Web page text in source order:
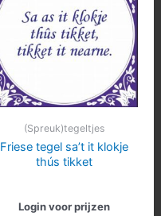
(Spreuk)tegeltjes
Friese tegel sa’t it klokje
thús tikket
Login voor prijzen